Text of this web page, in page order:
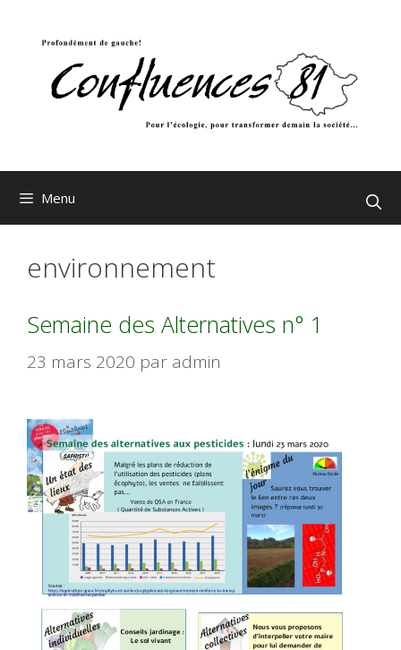
Menu
environnement
Semaine des Alternatives n° 1
23 mars 2020 par admin